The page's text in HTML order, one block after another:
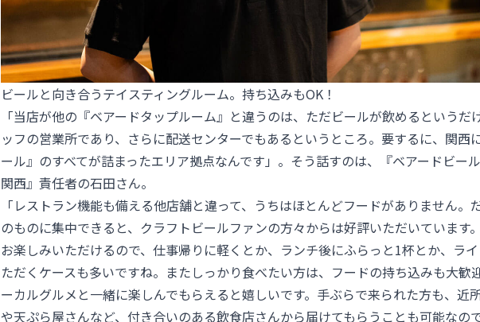
ビールと向き合うテイスティングルーム。持ち込みもOK！
「当店が他の『ベアードタップルーム』と違うのは、ただビールが飲めるというだ
ッフの営業所であり、さらに配送センターでもあるというところ。要するに、関西
ール』のすべてが詰まったエリア拠点なんです」。そう話すのは、『ベアードビー
関西』責任者の石田さん。
「レストラン機能も備える他店舗と違って、うちはほとんどフードがありません。
のものに集中できると、クラフトビールファンの方々からは好評いただいています
お楽しみいただけるので、仕事帰りに軽くとか、ランチ後にふらっと1杯とか、ラ
ただくケースも多いですね。またしっかり食べたい方は、フードの持ち込みも大歓
ーカルグルメと一緒に楽しんでもらえると嬉しいです。手ぶらで来られた方も、近
や天ぷら屋さんなど、付き合いのある飲食店さんから届けてもらうことも可能なの